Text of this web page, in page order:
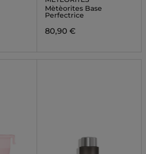
Mètèorites Base
Perfectrice
80,90 €